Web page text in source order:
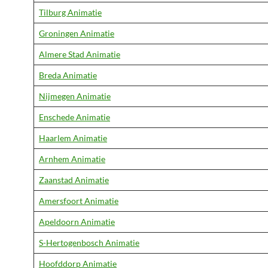
Tilburg Animatie
Groningen Animatie
Almere Stad Animatie
Breda Animatie
Nijmegen Animatie
Enschede Animatie
Haarlem Animatie
Arnhem Animatie
Zaanstad Animatie
Amersfoort Animatie
Apeldoorn Animatie
S-Hertogenbosch Animatie
Hoofddorp Animatie